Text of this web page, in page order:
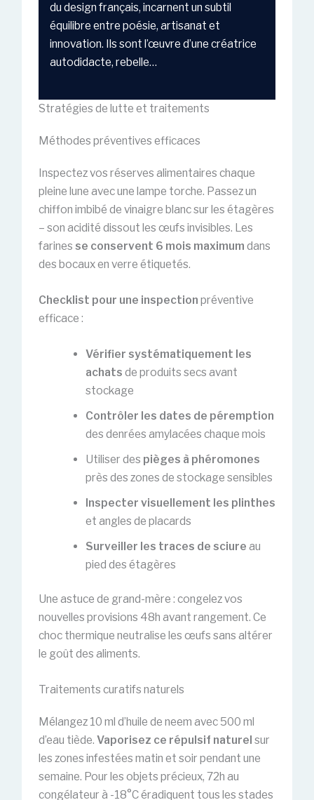
du design français, incarnent un subtil
équilibre entre poésie, artisanat et
innovation. Ils sont l’œuvre d’une créatrice
autodidacte, rebelle…
Stratégies de lutte et traitements
Méthodes préventives efficaces
Inspectez vos réserves alimentaires chaque
pleine lune avec une lampe torche. Passez un
chiffon imbibé de vinaigre blanc sur les étagères
– son acidité dissout les œufs invisibles. Les
farines se conservent 6 mois maximum dans
des bocaux en verre étiquetés.
Checklist pour une inspection préventive
efficace :
Vérifier systématiquement les
achats de produits secs avant
stockage
Contrôler les dates de péremption
des denrées amylacées chaque mois
Utiliser des pièges à phéromones
près des zones de stockage sensibles
Inspecter visuellement les plinthes
et angles de placards
Surveiller les traces de sciure au
pied des étagères
Une astuce de grand-mère : congelez vos
nouvelles provisions 48h avant rangement. Ce
choc thermique neutralise les œufs sans altérer
le goût des aliments.
Traitements curatifs naturels
Mélangez 10 ml d’huile de neem avec 500 ml
d’eau tiède. Vaporisez ce répulsif naturel sur
les zones infestées matin et soir pendant une
semaine. Pour les objets précieux, 72h au
congélateur à -18°C éradiquent tous les stades